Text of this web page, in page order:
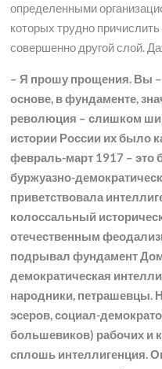
определенными
которых трудно
совершенно другой слой.
– Я прошу прощения. Вы
основе, в фундаменте,
революция – слишком
истории России их было
февраль-март 1917 – это
буржуазно-
приветствовала
колоссальный
отечественным
подрывал фундамент
демократическая
народники, петрашевцы.
эсеров, социал-
большевиков) рабочих и
сплошь интеллигенция.